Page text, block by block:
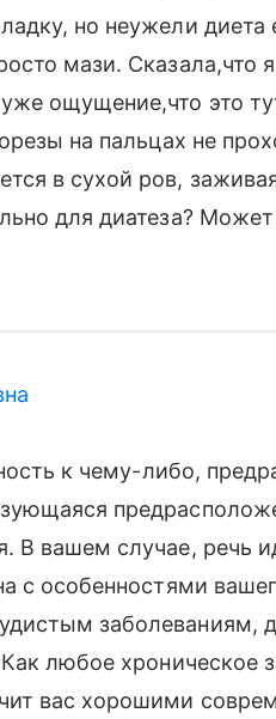
но неужели диета
мази. Сказала,что
ощущение,что это
на пальцах не
в сухой ров,
для диатеза?
к чему-либо,
В вашем случае, речь
с особенностями
заболеваниям,
любое хроническое
вас хорошими